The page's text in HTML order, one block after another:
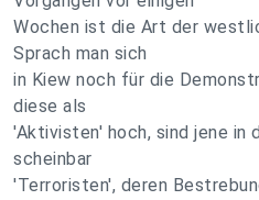
Wochen ist die Art der
Sprach man sich
in Kiew noch für die
diese als
'Aktivisten' hoch, sind jene in
scheinbar
'Terroristen', deren